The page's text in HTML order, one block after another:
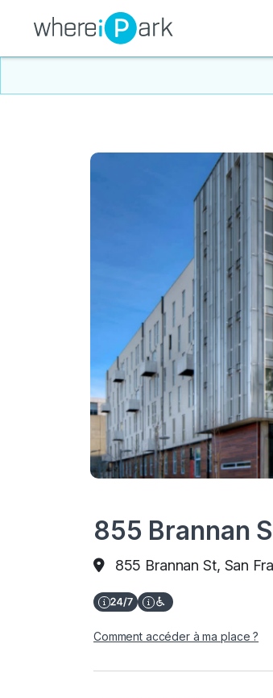
855 Brannan
855 Brannan St, San
Comment accéder à ma place ?